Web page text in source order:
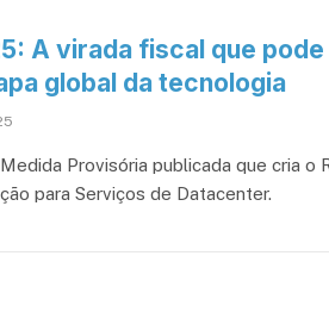
A virada fiscal que
global da tecnologia
Provisória publicada que cria o
para Serviços de Datacenter.